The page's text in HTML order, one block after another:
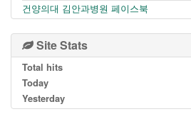
건양의대 김안과병원 페이스북
Site Stats
Total hits
Today
Yesterday